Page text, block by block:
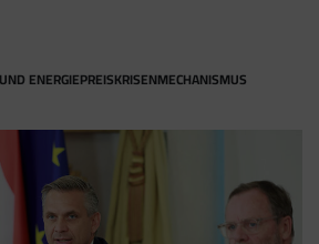
ENERGIEPREISKRISENMECHANISMUS